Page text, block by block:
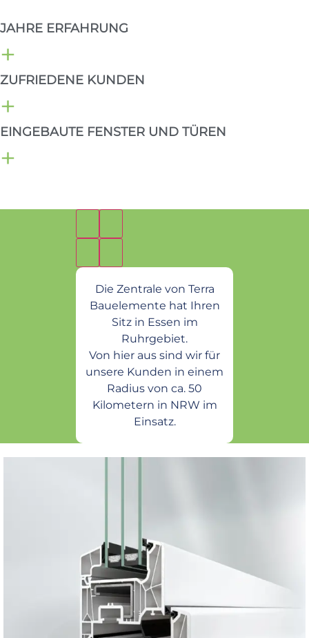
JAHRE ERFAHRUNG
+
ZUFRIEDENE KUNDEN
+
EINGEBAUTE FENSTER UND TÜREN
+
Die Zentrale von Terra
Bauelemente hat Ihren
Sitz in Essen im
Ruhrgebiet.
Von hier aus sind wir für
unsere Kunden in einem
Radius von ca. 50
Kilometern in NRW im
Einsatz.